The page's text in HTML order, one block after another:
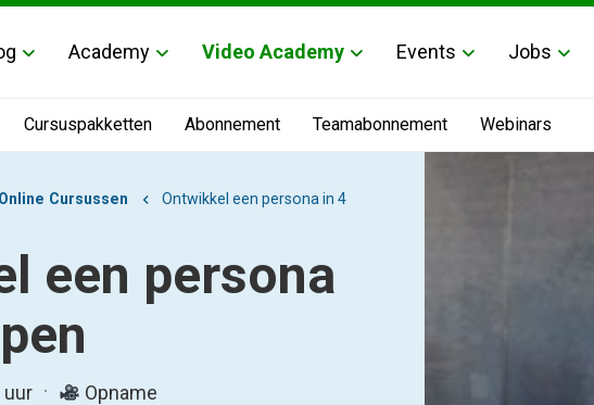
Academy Video Academy Events Jobs
Cursuspakketten Abonnement Teamabonnement Webinars
Online Cursussen
Ontwikkel een persona in 4
een persona
uur
Opname